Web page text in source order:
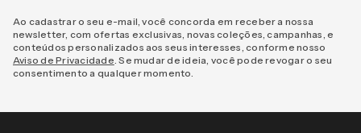
Ao cadastrar o seu e-mail, você concorda em receber a nossa
newsletter, com ofertas exclusivas, novas coleções, campanhas, e
conteúdos personalizados aos seus interesses, conforme nosso
Aviso de Privacidade . Se mudar de ideia, você pode revogar o seu
consentimento a qualquer momento.